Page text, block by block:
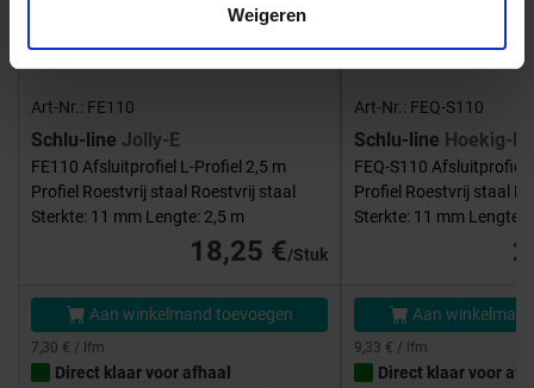
Weigeren
Art-Nr.: FE110
Schlu-line Jolly-E
FE110 Afsluitprofiel L-Profiel 2,5 m
Profiel Roestvrij staal Roestvrij staal
Sterkte: 11 mm Lengte: 2,5 m
18,25 €/Stuk
Aan winkelmand toevoegen
7,30 € / lfm
Direct klaar voor afhaal
Art-Nr.: FEQ-S110
Schlu-line Hoekig-E
FEQ-S110 Afsluitprofiel
Profiel Roestvrij staal
Sterkte: 11 mm Lengte:
Aan
9,33 € / lfm
Direct klaar voor